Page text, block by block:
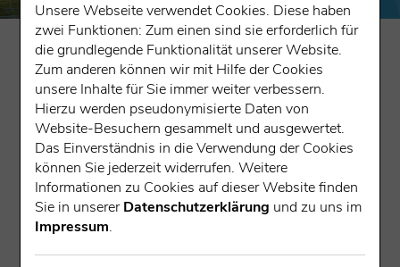
entdecken & erleben Region StarnbergAmmersee Seen
Die fünf Seen der Region
StarnbergAmmersee
Seen für jeden Geschmack
Die hüglige Landschaft von StarnbergAmmersee
entstand während der letzten Eiszeit, dem sogenannten
Würm-Glazial vor etwa 115.000 bis 10.000 Jahren.
Unsere Webseite verwendet Cookies. Diese haben
zwei Funktionen: Zum einen sind sie erforderlich für
die grundlegende Funktionalität unserer Website.
Zum anderen können wir mit Hilfe der Cookies
unsere Inhalte für Sie immer weiter verbessern.
Hierzu werden pseudonymisierte Daten von
Website-Besuchern gesammelt und ausgewertet.
Das Einverständnis in die Verwendung der Cookies
können Sie jederzeit widerrufen. Weitere
Informationen zu Cookies auf dieser Website finden
Sie in unsererDatenschutzerklärung und zu uns im
Impressum.